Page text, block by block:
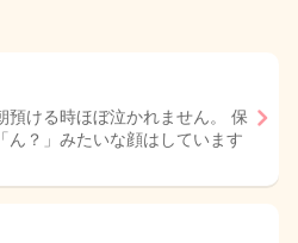
預ける時ほぼ泣かれません。 保
ん？」みたいな顔はしています